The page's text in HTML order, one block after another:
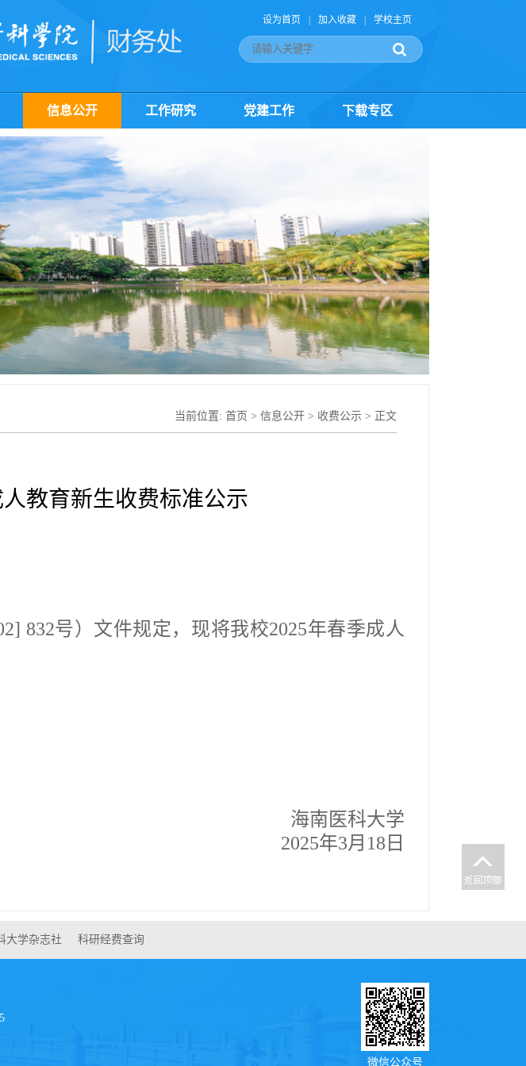
设为首页 加入收藏 学校主页
信息公开 工作研究 党建工作 下载专区
当前位置: 首页 > 信息公开 > 收费公示 > 正文
教育新生收费标准公示
832号）文件规定，现将我校2025年春季成人
海南医科大学
2025年3月18日
大学杂志社 科研经费查询
微信公众号